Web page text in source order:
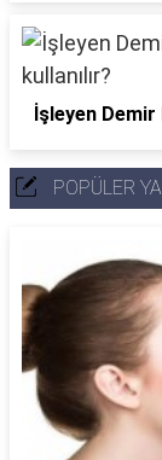
İşleyen Demir
POPÜLER